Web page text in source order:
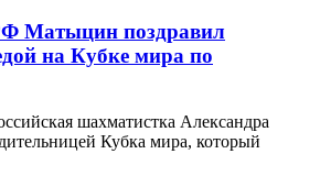
Матыцин поздравил
на Кубке мира по
шахматистка Александра
Кубка мира, который